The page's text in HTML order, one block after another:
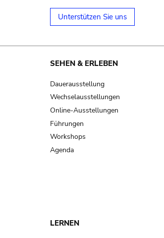
Unterstützen Sie uns
SEHEN & ERLEBEN
Dauerausstellung
Wechselausstellungen
Online-Ausstellungen
Führungen
Workshops
Agenda
LERNEN